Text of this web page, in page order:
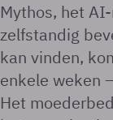
Mythos, het
zelfstandig
kan vinden,
enkele weken
Het